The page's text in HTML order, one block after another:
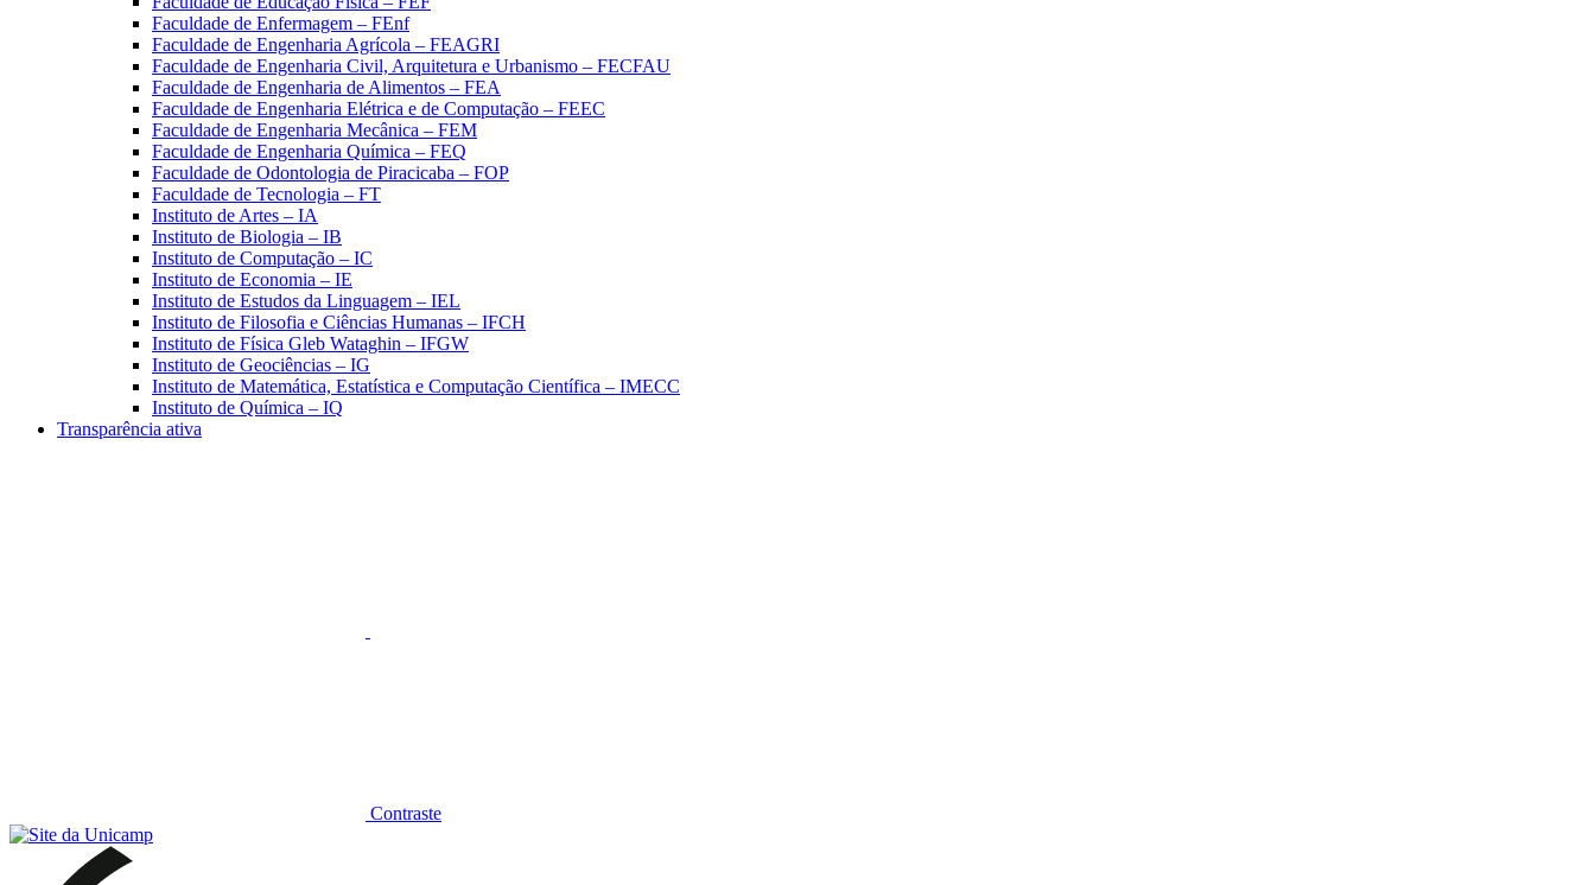
Faculdade de Enfermagem – FEnf
Faculdade de Engenharia Agrícola – FEAGRI
Faculdade de Engenharia Civil, Arquitetura e Urbanismo – FECFAU
Faculdade de Engenharia de Alimentos – FEA
Faculdade de Engenharia Elétrica e de Computação – FEEC
Faculdade de Engenharia Mecânica – FEM
Faculdade de Engenharia Química – FEQ
Faculdade de Odontologia de Piracicaba – FOP
Faculdade de Tecnologia – FT
Instituto de Artes – IA
Instituto de Biologia – IB
Instituto de Computação – IC
Instituto de Economia – IE
Instituto de Estudos da Linguagem – IEL
Instituto de Filosofia e Ciências Humanas – IFCH
Instituto de Física Gleb Wataghin – IFGW
Instituto de Geociências – IG
Instituto de Matemática, Estatística e Computação Científica – IMECC
Instituto de Química – IQ
Transparência ativa
Contraste